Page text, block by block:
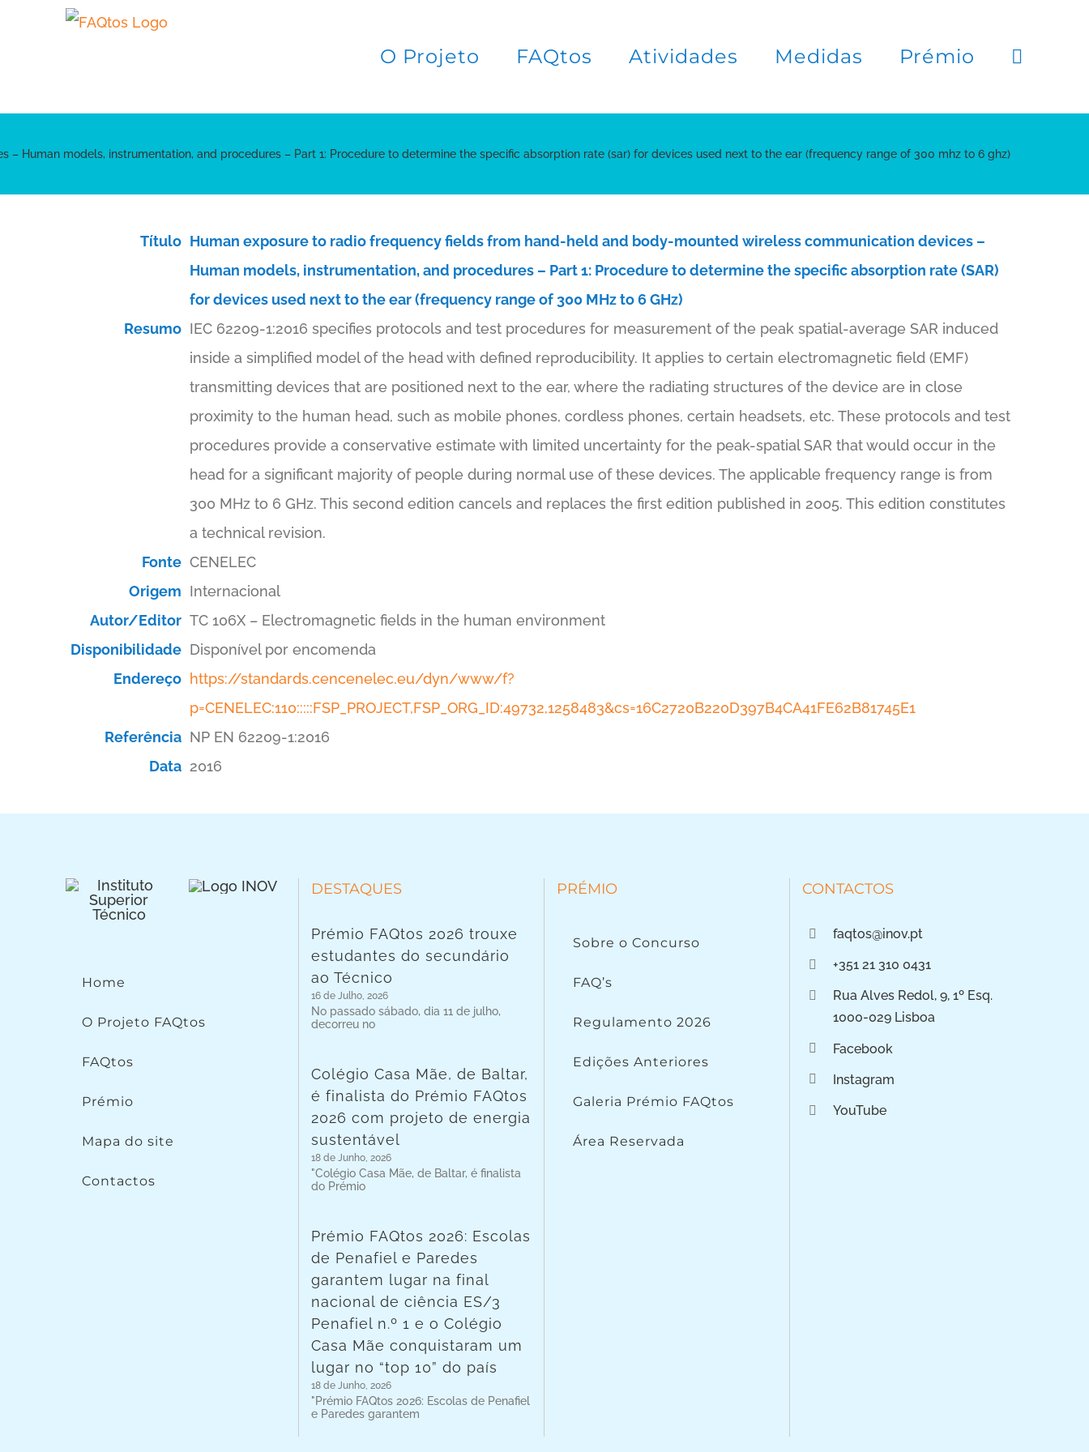
O Projeto FAQtos Atividades Medidas Prémio
models, instrumentation, and procedures – Part 1: Procedure to determine the specific absorption rate (sar) for devices used next to the ear (frequency range of 300 mhz to 6 ghz)
Título Human exposure to radio frequency fields from hand-held and body-mounted wireless communication devices –
Human models, instrumentation, and procedures – Part 1: Procedure to determine the specific absorption rate (SAR)
for devices used next to the ear (frequency range of 300 MHz to 6 GHz)
Resumo IEC 62209-1:2016 specifies protocols and test procedures for measurement of the peak spatial-average SAR induced
inside a simplified model of the head with defined reproducibility. It applies to certain electromagnetic field (EMF)
transmitting devices that are positioned next to the ear, where the radiating structures of the device are in close
proximity to the human head, such as mobile phones, cordless phones, certain headsets, etc. These protocols and test
procedures provide a conservative estimate with limited uncertainty for the peak-spatial SAR that would occur in the
head for a significant majority of people during normal use of these devices. The applicable frequency range is from
300 MHz to 6 GHz. This second edition cancels and replaces the first edition published in 2005. This edition constitutes
a technical revision.
Fonte CENELEC
Origem Internacional
Autor/Editor TC 106X – Electromagnetic fields in the human environment
Disponibilidade Disponível por encomenda
Endereço https://standards.cencenelec.eu/dyn/www/f?
p=CENELEC:110:::::FSP_PROJECT,FSP_ORG_ID:49732,1258483&cs=16C2720B220D397B4CA41FE62B81745E1
Referência NP EN 62209-1:2016
Data 2016
Home
O Projeto FAQtos
FAQtos
Prémio
Mapa do site
Contactos
DESTAQUES
Prémio FAQtos 2026 trouxe
estudantes do secundário
ao Técnico
16 de Julho, 2026
No passado sábado, dia 11 de julho,
decorreu no
Colégio Casa Mãe, de Baltar,
é finalista do Prémio FAQtos
2026 com projeto de energia
sustentável
18 de Junho, 2026
"Colégio Casa Mãe, de Baltar, é finalista
do Prémio
Prémio FAQtos 2026: Escolas
de Penafiel e Paredes
garantem lugar na final
nacional de ciência ES/3
Penafiel n.º 1 e o Colégio
Casa Mãe conquistaram um
lugar no “top 10” do país
18 de Junho, 2026
"Prémio FAQtos 2026: Escolas de Penafiel
e Paredes garantem
PRÉMIO
Sobre o Concurso
FAQ’s
Regulamento 2026
Edições Anteriores
Galeria Prémio FAQtos
Área Reservada
CONTACTOS
faqtos@inov.pt
+351 21 310 0431
Rua Alves Redol, 9, 1º Esq.
1000-029 Lisboa
Facebook
Instagram
YouTube